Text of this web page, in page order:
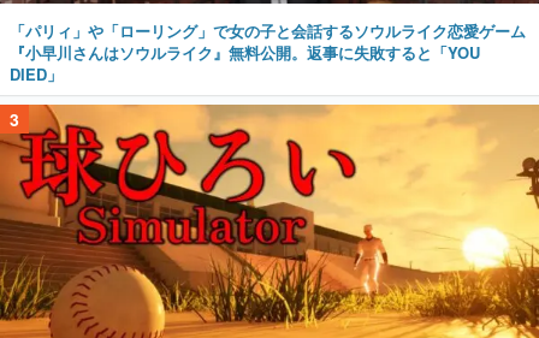
「パリィ」や「ローリング」で女の子と会話するソウルライク恋愛ゲーム
『小早川さんはソウルライク』無料公開。返事に失敗すると「YOU
DIED」
3